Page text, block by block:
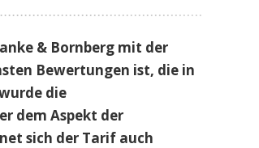
& Bornberg mit der
Bewertungen ist, die in
die
dem Aspekt der
sich der Tarif auch